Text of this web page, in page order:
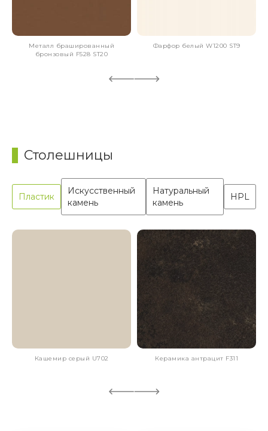
Металл брашированный
бронзовый F528 ST20
Фарфор белый W1200 ST9
Столешницы
Пластик
Искусственный
камень
Натуральный
камень
HPL
Кашемир серый U702 Керамика антрацит F311